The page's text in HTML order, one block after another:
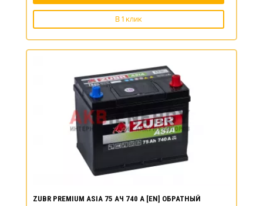
В 1 клик
ZUBR PREMIUM ASIA 75 АЧ 740 А [EN] ОБРАТНЫЙ